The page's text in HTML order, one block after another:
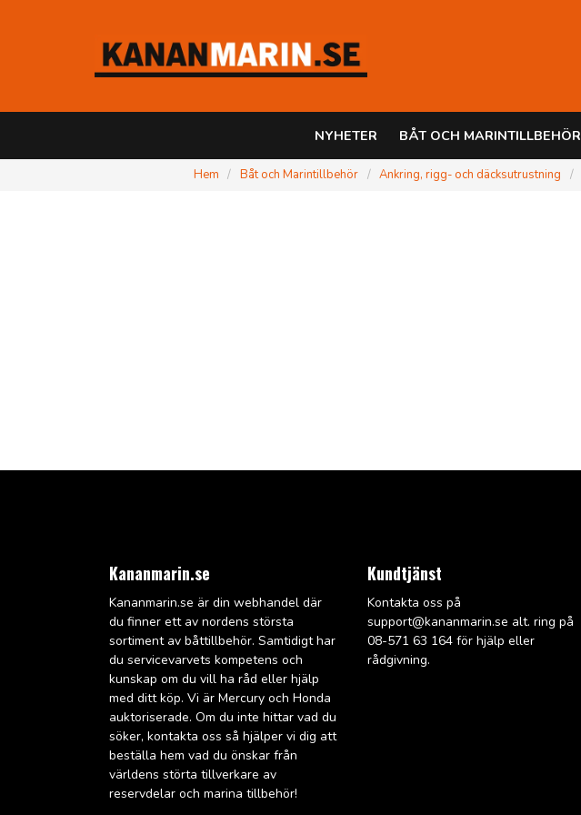
NYHETER BÅT OCH MARINTILLBEHÖR
Hem Båt och Marintillbehör Ankring, rigg- och däcksutrustning
Kananmarin.se
Kananmarin.se är din webhandel där
du finner ett av nordens största
sortiment av båttillbehör. Samtidigt har
du servicevarvets kompetens och
kunskap om du vill ha råd eller hjälp
med ditt köp. Vi är Mercury och Honda
auktoriserade. Om du inte hittar vad du
söker, kontakta oss så hjälper vi dig att
beställa hem vad du önskar från
världens störta tillverkare av
reservdelar och marina tillbehör!
Kundtjänst
Kontakta oss på
support@kananmarin.se alt. ring på
08-571 63 164 för hjälp eller
rådgivning.